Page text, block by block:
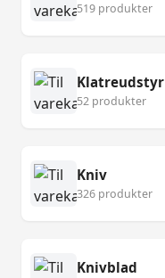
519 produkter
Klatreudstyr
52 produkter
Kniv
326 produkter
Knivblad